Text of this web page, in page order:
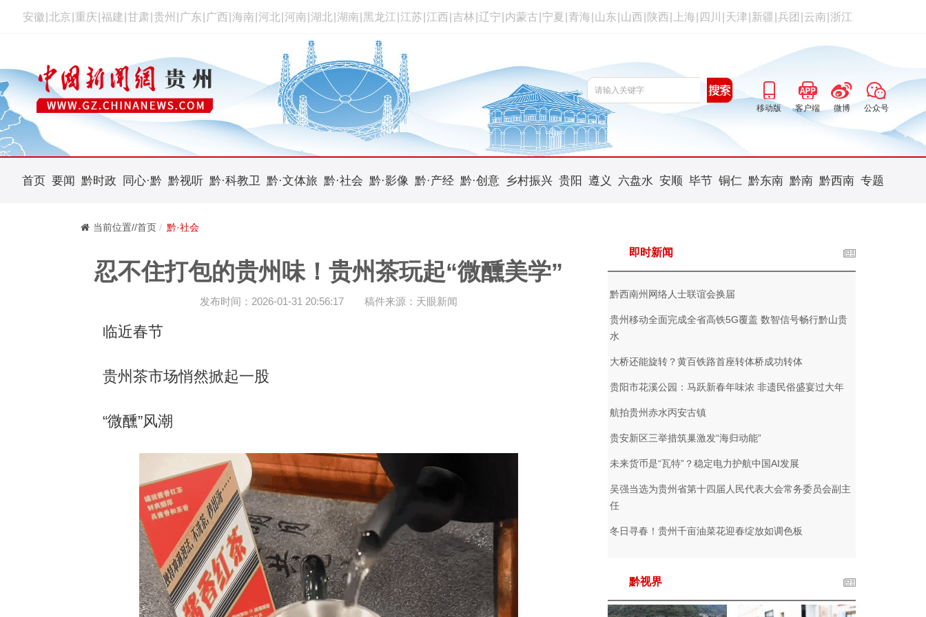
安徽 北京 重庆 福建 甘肃 贵州 广东 广西 海南 河北 河南 湖北 湖南 黑龙江 江苏 江西 吉林 辽宁 内蒙古 宁夏 青海 山东 山西 陕西 上海 四川 天津 新疆 兵团 云南 浙江
移动版 客户端 微博 公众号
首页 要闻 黔时政 同心·黔 黔视听 黔·科教卫 黔·文体旅 黔·社会 黔·影像 黔·产经 黔·创意 乡村振兴 贵阳 遵义 六盘水 安顺 毕节 铜仁 黔东南 黔南 黔西南 专题
当前位置//首页 黔·社会
忍不住打包的贵州味！贵州茶玩起“微醺美学”
发布时间：2026-01-31 20:56:17 稿件来源：天眼新闻
临近春节
贵州茶市场悄然掀起一股
“微醺”风潮
即时新闻
黔西南州网络人士联谊会换届
贵州移动全面完成全省高铁5G覆盖 数智信号畅行黔山贵
水
大桥还能旋转？黄百铁路首座转体桥成功转体
贵阳市花溪公园：马跃新春年味浓 非遗民俗盛宴过大年
航拍贵州赤水丙安古镇
贵安新区三举措筑巢激发“海归动能”
未来货币是“瓦特”？稳定电力护航中国AI发展
吴强当选为贵州省第十四届人民代表大会常务委员会副主
任
冬日寻春！贵州千亩油菜花迎春绽放如调色板
黔视界